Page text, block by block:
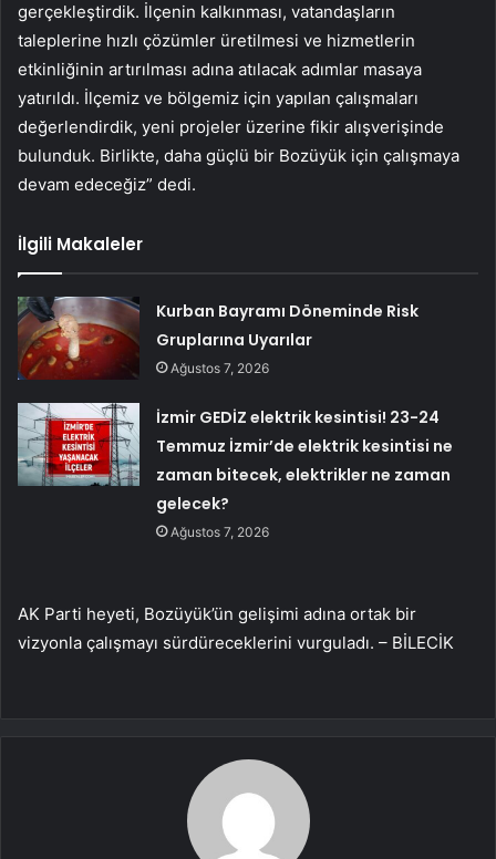
gerçekleştirdik. İlçenin kalkınması, vatandaşların
taleplerine hızlı çözümler üretilmesi ve hizmetlerin
etkinliğinin artırılması adına atılacak adımlar masaya
yatırıldı. İlçemiz ve bölgemiz için yapılan çalışmaları
değerlendirdik, yeni projeler üzerine fikir alışverişinde
bulunduk. Birlikte, daha güçlü bir Bozüyük için çalışmaya
devam edeceğiz” dedi.
İlgili Makaleler
Kurban Bayramı Döneminde Risk
Gruplarına Uyarılar
Ağustos 7, 2026
İzmir GEDİZ elektrik kesintisi! 23-24
Temmuz İzmir’de elektrik kesintisi ne
zaman bitecek, elektrikler ne zaman
gelecek?
Ağustos 7, 2026
AK Parti heyeti, Bozüyük’ün gelişimi adına ortak bir
vizyonla çalışmayı sürdüreceklerini vurguladı. – BİLECİK